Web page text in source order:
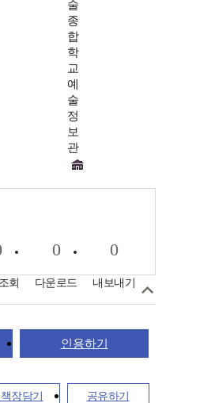
술
종
합
학
교
예
술
정
보
관
회
0
다운로드
0
내보내기
인용하기
장담기 공유하기